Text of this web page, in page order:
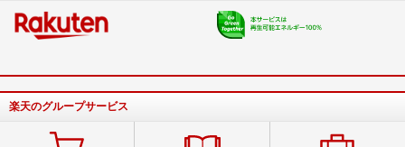
楽天のグループサービス